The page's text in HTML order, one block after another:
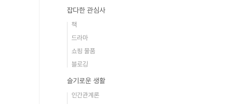
잡다한 관심사
책
드라마
쇼핑 물품
블로깅
슬기로운 생활
인간관계론